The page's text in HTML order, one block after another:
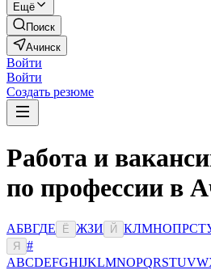
Ещё
Поиск
Ачинск
Войти
Войти
Создать резюме
Работа и
по профессии в
АБВГДЕ Ё ЖЗИ Й КЛМНОПРСТ
Я
#
ABCDEFGHIJKLMNOPQRSTUVW